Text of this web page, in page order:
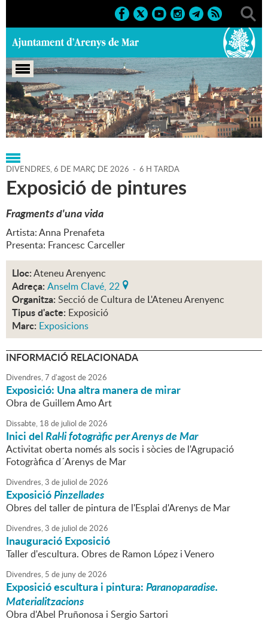
Portada > Agenda > 06-03-2026
DIVENDRES,6 DE MARÇ DE 2026 - 6 H TARDA
Exposició de pintures
Fragments d'una vida
Artista: Anna Prenafeta
Presenta: Francesc Carceller
Lloc:Ateneu Arenyenc
Adreça: Anselm Clavé, 22
Organitza: Secció de Cultura de L'Ateneu Arenyenc
Tipus d'acte: Exposició
Marc: Exposicions
INFORMACIÓ RELACIONADA
Divendres,7 d'agostde2026
Exposició: Una altra manera de mirar
Obra de Guillem Amo Art
Dissabte, 18 de juliol de2026
Inici delRal·li fotogràfic per Arenys de Mar
Activitat oberta només als socis i sòcies de l'Agrupació
Fotogràfica d´Arenys de Mar
Divendres,3 de juliol de2026
ExposicióPinzellades
Obres del taller de pintura de l'Esplai d'Arenys de Mar
Divendres,3 de juliol de2026
Inauguració Exposició
Taller d'escultura. Obres de Ramon López i Venero
Divendres, 5 de junyde2026
Exposició escultura i pintura:Paranoparadise.
Materialitzacions
Obra d'Abel Pruñonosa i Sergio Sartori